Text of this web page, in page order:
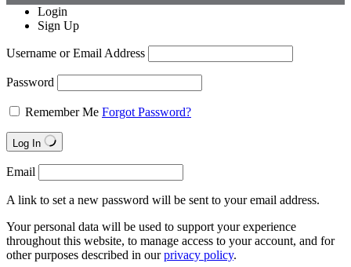
Login
Sign Up
Username or Email Address
Password
Remember Me Forgot Password?
Log In
Email
A link to set a new password will be sent to your email address.
Your personal data will be used to support your experience
throughout this website, to manage access to your account, and for
other purposes described in ourprivacy policy.